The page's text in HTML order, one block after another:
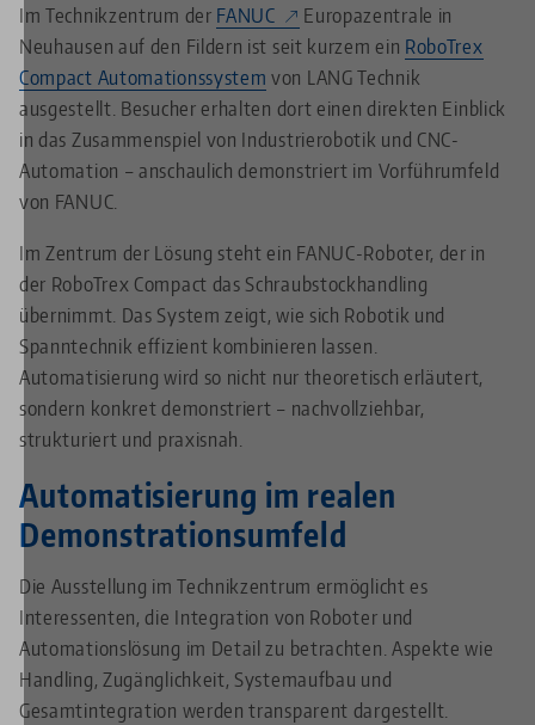
Im Technikzentrum der FANUC
Europazentrale in
Neuhausen auf den Fildern ist seit kurzem ein RoboTrex
Compact Automationssystem von LANG Technik
ausgestellt. Besucher erhalten dort einen direkten Einblick
in das Zusammenspiel von Industrierobotik und CNC-
Automation – anschaulich demonstriert im Vorführumfeld
von FANUC.
Im Zentrum der Lösung steht ein FANUC-Roboter, der in
der RoboTrex Compact das Schraubstockhandling
übernimmt. Das System zeigt, wie sich Robotik und
Spanntechnik effizient kombinieren lassen.
Automatisierung wird so nicht nur theoretisch erläutert,
sondern konkret demonstriert – nachvollziehbar,
strukturiert und praxisnah.
Automatisierung im realen
Demonstrationsumfeld
Die Ausstellung im Technikzentrum ermöglicht es
Interessenten, die Integration von Roboter und
Automationslösung im Detail zu betrachten. Aspekte wie
Handling, Zugänglichkeit, Systemaufbau und
Gesamtintegration werden transparent dargestellt.